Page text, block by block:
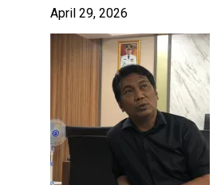
April 29, 2026